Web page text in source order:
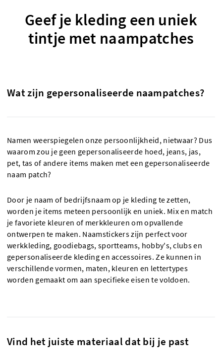
Geef je kleding een uniek
tintje met naampatches
Wat zijn gepersonaliseerde naampatches?
Namen weerspiegelen onze persoonlijkheid, nietwaar? Dus
waarom zou je geen gepersonaliseerde hoed, jeans, jas,
pet, tas of andere items maken met een gepersonaliseerde
naam patch?
Door je naam of bedrijfsnaam op je kleding te zetten,
worden je items meteen persoonlijk en uniek. Mix en match
je favoriete kleuren of merkkleuren om opvallende
ontwerpen te maken. Naamstickers zijn perfect voor
werkkleding, goodiebags, sportteams, hobby's, clubs en
gepersonaliseerde kleding en accessoires. Ze kunnen in
verschillende vormen, maten, kleuren en lettertypes
worden gemaakt om aan specifieke eisen te voldoen.
Vind het juiste materiaal dat bij je past